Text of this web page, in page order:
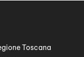
Toscana